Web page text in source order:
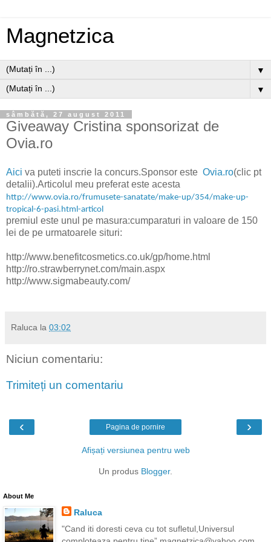
Magnetzica
▼
▼
sâmbătă, 27 august 2011
Giveaway Cristina sponsorizat de
Ovia.ro
Aici va puteti inscrie la concurs.Sponsor este Ovia.ro(clic pt
detalii).Articolul meu preferat este acesta
http://www.ovia.ro/frumusete-sanatate/make-up/354/make-up-
tropical-6-pasi.html-articol
premiul este unul pe masura:cumparaturi in valoare de 150
lei de pe urmatoarele situri:
http://www.benefitcosmetics.co.uk/gp/home.html
http://ro.strawberrynet.com/main.aspx
http://www.sigmabeauty.com/
Raluca la 03:02
Niciun comentariu:
Trimiteți un comentariu
‹ ›
Pagina de pornire
Afișați versiunea pentru web
Un produs Blogger.
About Me
Raluca
"Cand iti doresti ceva cu tot sufletul,Universul